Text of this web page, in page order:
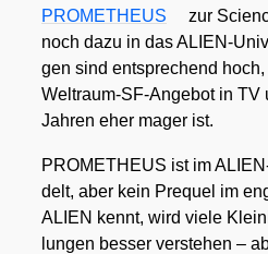
PROMETHEUS
zur
noch dazu in das ALI­EN-
gen sind ent­spre­chend
Welt­raum-SF-Ange­bot in TV
Jah­ren eher mager ist.
PROMETHEUS ist im
delt, aber kein Pre­quel im
ALIEN kennt, wird vie­le
lun­gen bes­ser ver­ste­hen –